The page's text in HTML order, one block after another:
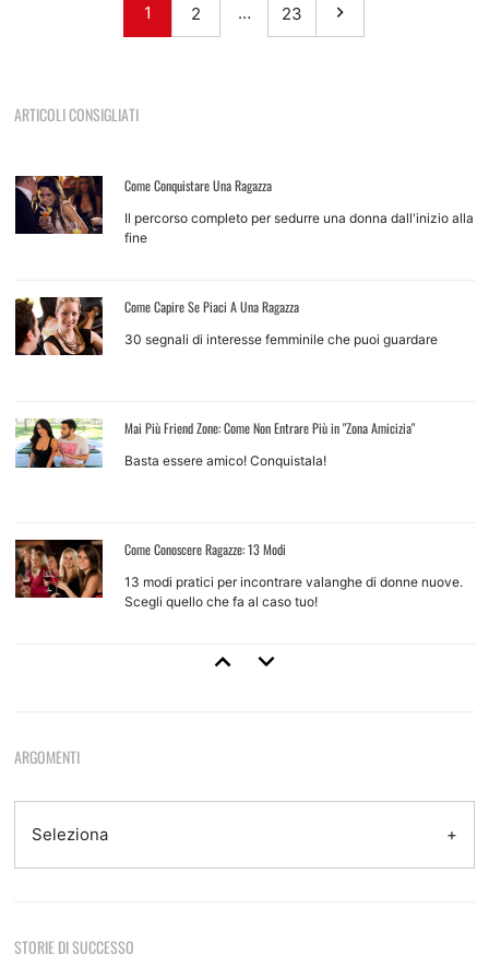
1 2 … 23
ARTICOLI CONSIGLIATI
Come Conquistare Una Ragazza
Il percorso completo per sedurre una donna dall'inizio alla
fine
Come Capire Se Piaci A Una Ragazza
30 segnali di interesse femminile che puoi guardare
Mai Più Friend Zone: Come Non Entrare Più in "Zona Amicizia"
Basta essere amico! Conquistala!
Come Conoscere Ragazze: 13 Modi
13 modi pratici per incontrare valanghe di donne nuove.
Scegli quello che fa al caso tuo!
Come Approcciare Una Ragazza
8 tecniche efficaci e come usarle per sedurre
ARGOMENTI
Seleziona
STORIE DI SUCCESSO
Sono le otto del mattino, sono appena tornato da